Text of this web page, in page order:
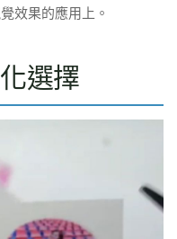
效果的應用上。
選擇